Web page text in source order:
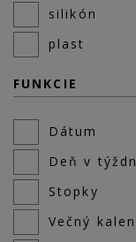
silikón
plast
FUNKCIE
Dátum
Deň v
Stopky
Večný